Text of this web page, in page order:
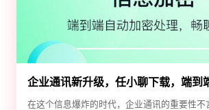
企业通讯新升级，任小聊下载，端到
效！
在这个信息爆炸的时代，企业通讯的重要性不